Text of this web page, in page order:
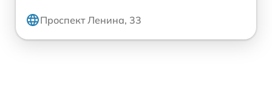
Проспект Ленина, 33